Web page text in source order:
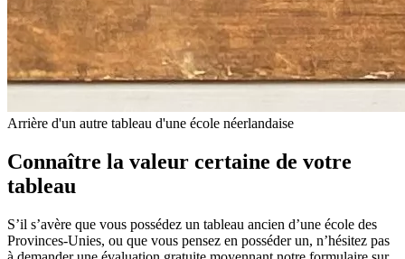
Arrière d'un autre tableau d'une école néerlandaise
Connaître la valeur certaine de votre
tableau
S’il s’avère que vous possédez un tableau ancien d’une école des
Provinces-Unies, ou que vous pensez en posséder un, n’hésitez pas